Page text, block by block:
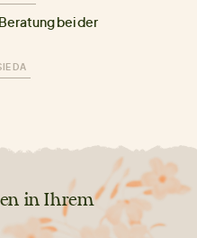
bei der
DA
in Ihrem